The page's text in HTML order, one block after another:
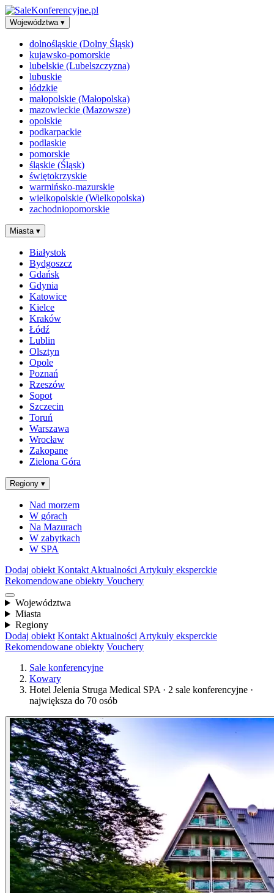
Województwa ▾
dolnośląskie (Dolny Śląsk)
kujawsko-pomorskie
lubelskie (Lubelszczyzna)
lubuskie
łódzkie
małopolskie (Małopolska)
mazowieckie (Mazowsze)
opolskie
podkarpackie
podlaskie
pomorskie
śląskie (Śląsk)
świętokrzyskie
warmińsko-mazurskie
wielkopolskie (Wielkopolska)
zachodniopomorskie
Miasta ▾
Białystok
Bydgoszcz
Gdańsk
Gdynia
Katowice
Kielce
Kraków
Łódź
Lublin
Olsztyn
Opole
Poznań
Rzeszów
Sopot
Szczecin
Toruń
Warszawa
Wrocław
Zakopane
Zielona Góra
Regiony ▾
Nad morzem
W górach
Na Mazurach
W zabytkach
W SPA
Dodaj obiekt Kontakt Aktualności Artykuły eksperckie
Rekomendowane obiekty Vouchery
Województwa
Miasta
Regiony
Dodaj obiekt Kontakt Aktualności Artykuły eksperckie
Rekomendowane obiekty Vouchery
Sale konferencyjne
Kowary
Hotel Jelenia Struga Medical SPA · 2 sale konferencyjne ·
największa do 70 osób